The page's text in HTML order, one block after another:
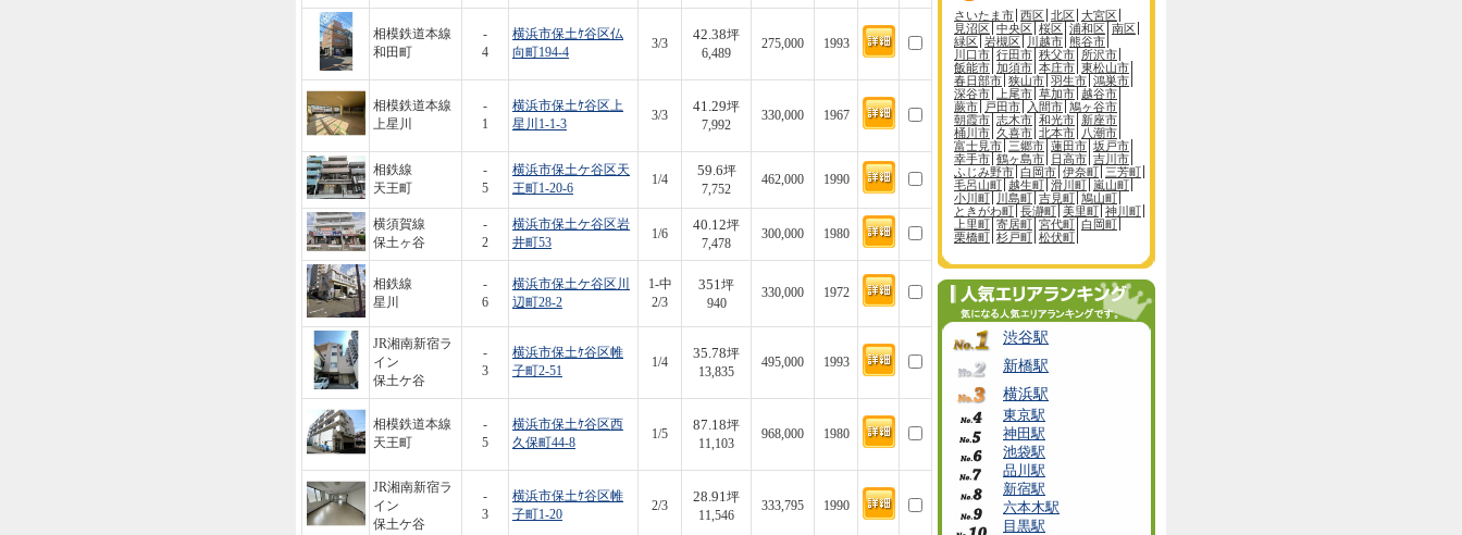
相模鉄道本線
和田町
-
4
横浜市保土ｹ谷区仏
向町194-4
3/3
42.38坪
6,489
275,000 1993
相模鉄道本線
上星川
-
1
横浜市保土ｹ谷区上
星川1-1-3
3/3
41.29坪
7,992
330,000 1967
相鉄線
天王町
-
5
横浜市保土ケ谷区天
王町1-20-6
1/4
59.6坪
7,752
462,000 1990
横須賀線
保土ヶ谷
-
2
横浜市保土ケ谷区岩
井町53
1/6
40.12坪
7,478
300,000 1980
相鉄線
星川
-
6
横浜市保土ケ谷区川
辺町28-2
1-中
2/3
351坪
940
330,000 1972
JR湘南新宿ラ
イン
保土ケ谷
-
3
横浜市保土ｹ谷区帷
子町2-51
1/4
35.78坪
13,835
495,000 1993
相模鉄道本線
天王町
-
5
横浜市保土ｹ谷区西
久保町44-8
1/5
87.18坪
11,103
968,000 1980
JR湘南新宿ラ
イン
保土ケ谷
-
3
横浜市保土ｹ谷区帷
子町1-20
2/3
28.91坪
11,546
333,795 1990
さいたま市 西区 北区 大宮区
見沼区 中央区 桜区 浦和区 南区
緑区 岩槻区 川越市 熊谷市
川口市 行田市 秩父市 所沢市
飯能市 加須市 本庄市 東松山市
春日部市 狭山市 羽生市 鴻巣市
深谷市
上尾市 草加市 越谷市
蕨市
戸田市 入間市 鳩ヶ谷市
朝霞市 志木市 和光市 新座市
桶川市 久喜市 北本市
八潮市
富士見市 三郷市 蓮田市 坂戸市
幸手市 鶴ヶ島市 日高市 吉川市
ふじみ野市 白岡市 伊奈町 三芳町
毛呂山町 越生町 滑川町 嵐山町
小川町
川島町 吉見町 鳩山町
ときがわ町 長瀞町 美里町 神川町
上里町 寄居町 宮代町 白岡町
栗橋町 杉戸町 松伏町
渋谷駅
新橋駅
横浜駅
東京駅
神田駅
池袋駅
品川駅
新宿駅
六本木駅
目黒駅